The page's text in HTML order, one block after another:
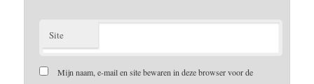
Site
Mijn naam, e-mail en site bewaren in deze browser voor de